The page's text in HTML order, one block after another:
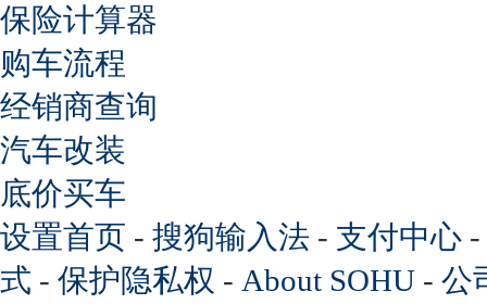
保险计算器
购车流程
经销商查询
汽车改装
底价买车
设置首页 - 搜狗输入法 - 支付中心 -
式 - 保护隐私权 - About SOHU - 公